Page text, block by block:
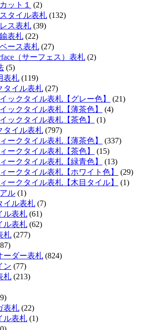
ット１
(2)
タイル表札 (132)
ス表札 (39)
表札 (22)
ース表札 (27)
（サーフェス）表札 (2)
(5)
表札 (119)
タイル表札 (27)
ックタイル表札【グレー色】
(21)
ックタイル表札【薄茶色】
(4)
ックタイル表札【茶色】
(1)
タイル表札 (797)
ークタイル表札【薄茶色】
(337)
ークタイル表札【茶色】
(15)
ークタイル表札【緑青色】
(13)
ークタイル表札【ホワイト色】
(29)
ークタイル表札【木目タイル】
(1)
ル (1)
イル表札 (7)
ル表札 (61)
ル表札 (62)
札 (277)
ダー表札 (824)
ン (77)
札 (213)
表札 (22)
ル表札 (1)